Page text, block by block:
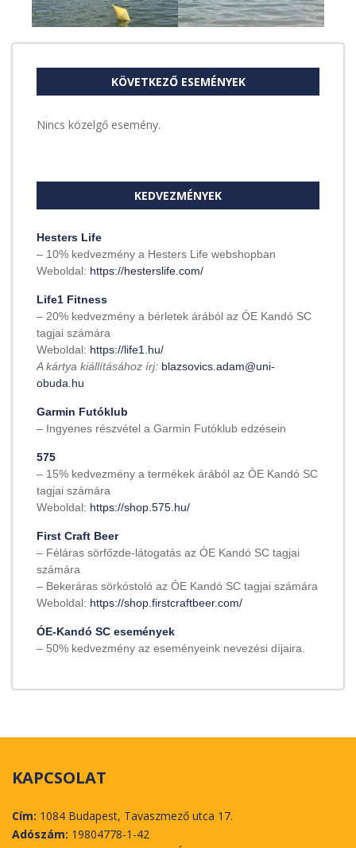
KÖVETKEZŐ ESEMÉNYEK
Nincs közelgő esemény.
KEDVEZMÉNYEK
Hesters Life
– 10% kedvezmény a Hesters Life webshopban
Weboldal: https://hesterslife.com/
Life1 Fitness
– 20% kedvezmény a bérletek árából az ÓE Kandó SC
tagjai számára
Weboldal: https://life1.hu/
A kártya kiállításához írj: blazsovics.adam@uni-
obuda.hu
Garmin Futóklub
– Ingyenes részvétel a Garmin Futóklub edzésein
575
– 15% kedvezmény a termékek árából az ÓE Kandó SC
tagjai számára
Weboldal: https://shop.575.hu/
First Craft Beer
– Féláras sörfőzde-látogatás az ÓE Kandó SC tagjai
számára
– Bekeráras sörkóstoló az ÓE Kandó SC tagjai számára
Weboldal: https://shop.firstcraftbeer.com/
ÓE-Kandó SC események
– 50% kedvezmény az eseményeink nevezési díjaira.
KAPCSOLAT
Cím: 1084 Budapest, Tavaszmező utca 17.
Adószám: 19804778-1-42